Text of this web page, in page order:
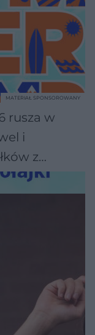
rusza w
i
z
MATERIAŁ SPONSOROWANY